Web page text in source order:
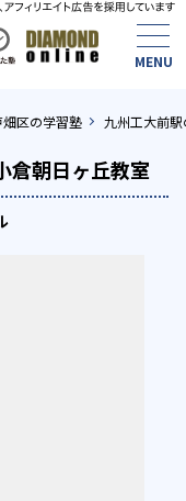
区の学習塾 九州工大前
倉朝日ヶ丘教室